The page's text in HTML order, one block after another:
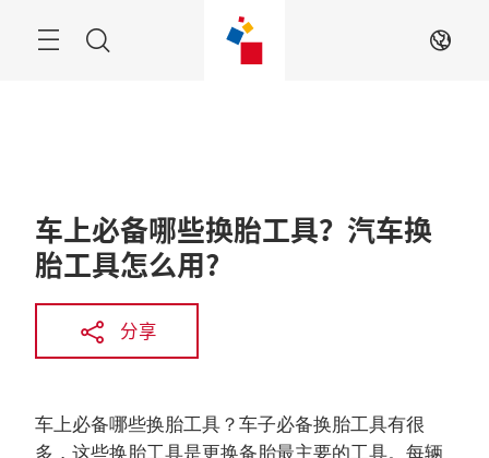
菜
ZH
车上必备哪些换胎工具？汽车换
胎工具怎么用?
分享
车上必备哪些换胎工具？车子必备换胎工具有很
多，这些换胎工具是更换备胎最主要的工具。每辆